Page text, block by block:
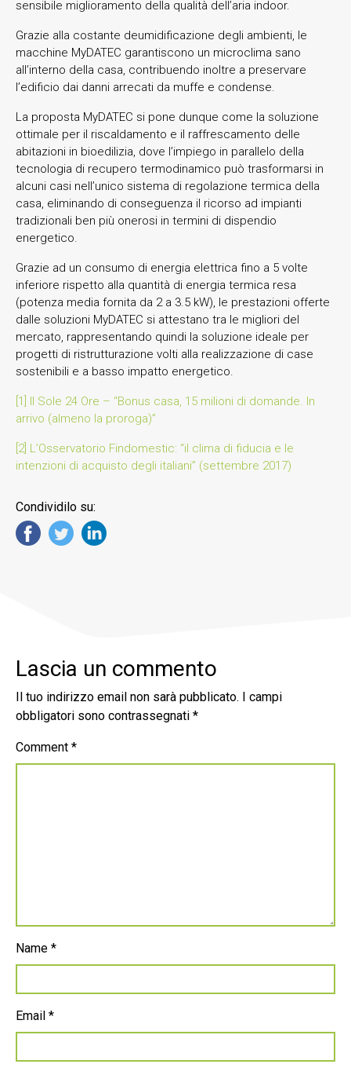
sensibile miglioramento della qualità dell’aria indoor.
Grazie alla costante deumidificazione degli ambienti, le
macchine MyDATEC garantiscono un microclima sano
all’interno della casa, contribuendo inoltre a preservare
l’edificio dai danni arrecati da muffe e condense.
La proposta MyDATEC si pone dunque come la soluzione
ottimale per il riscaldamento e il raffrescamento delle
abitazioni in bioedilizia, dove l’impiego in parallelo della
tecnologia di recupero termodinamico può trasformarsi in
alcuni casi nell’unico sistema di regolazione termica della
casa, eliminando di conseguenza il ricorso ad impianti
tradizionali ben più onerosi in termini di dispendio
energetico.
Grazie ad un consumo di energia elettrica fino a 5 volte
inferiore rispetto alla quantità di energia termica resa
(potenza media fornita da 2 a 3.5 kW), le prestazioni offerte
dalle soluzioni MyDATEC si attestano tra le migliori del
mercato, rappresentando quindi la soluzione ideale per
progetti di ristrutturazione volti alla realizzazione di case
sostenibili e a basso impatto energetico.
[1]
Il Sole 24 Ore – “Bonus casa, 15 milioni di domande. In
arrivo (almeno la proroga)”
[2] L’Osservatorio Findomestic: “il clima di fiducia e le
intenzioni di acquisto degli italiani” (settembre 2017)
Condividilo su:
Lascia un commento
Il tuo indirizzo email non sarà pubblicato.
I campi
obbligatori sono contrassegnati *
Comment *
Name *
Email *